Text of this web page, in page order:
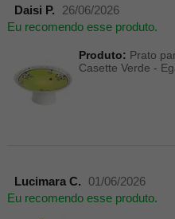
Daisi P.
26/06/2026
Eu recomendo esse produto.
Produto: Prato
Casette Verde -
Lucimara C.
01/06/2026
Eu recomendo esse produto.